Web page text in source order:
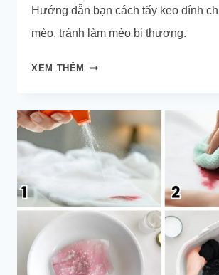
Hướng dẫn bạn cách tẩy keo dính
mèo, tránh làm mèo bị thương.
XEM THÊM
CÁCH
DÍNH
CHUỘT
TRÊN
LÔNG
HIỆU